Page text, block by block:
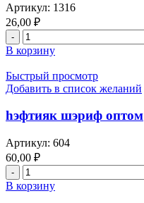
на
татарском
языке
оптом
Артикул: 1316
26,00 ₽
Количество
товара
ошкерэ
торган
догалар,
от
сглаза
татарском
яз.оптом
В корзину
Быстрый просмотр
Добавить в список желаний
һэфтияк шэриф оптом
Артикул: 604
60,00 ₽
Количество
товара
һэфтияк
В корзину